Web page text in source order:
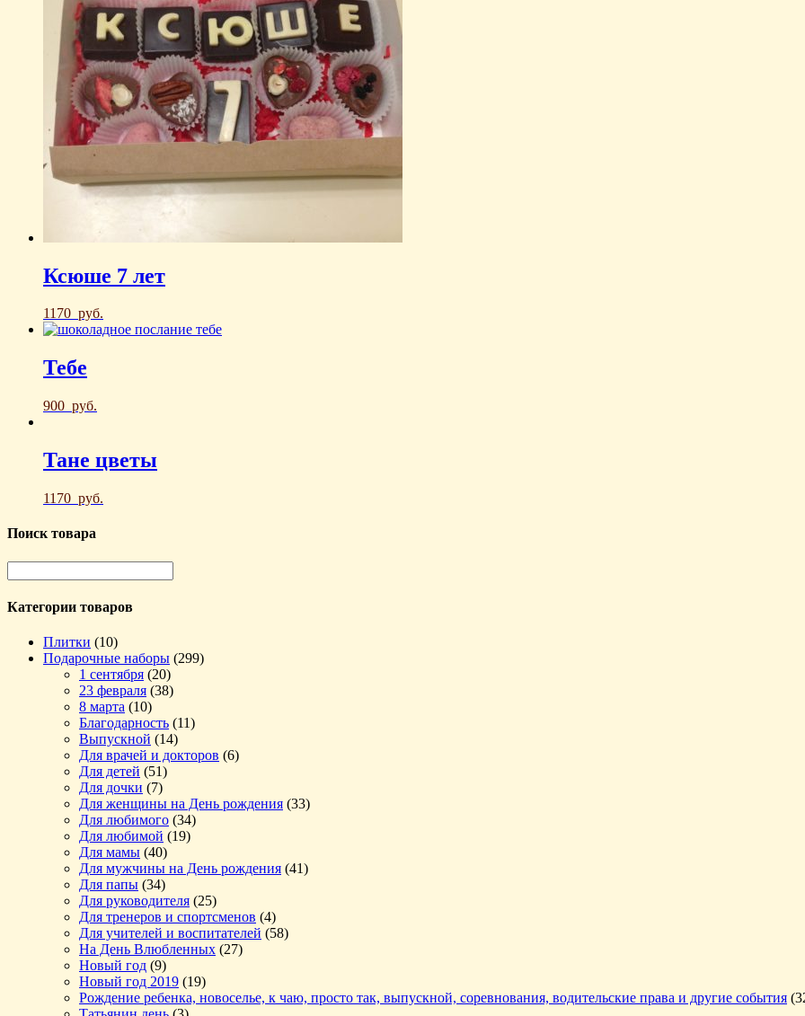
Ксюше 7 лет
1170 руб.
Тебе
900 руб.
Тане цветы
1170 руб.
Поиск товара
Категории товаров
Плитки (10)
Подарочные наборы (299)
1 сентября (20)
23 февраля (38)
8 марта (10)
Благодарность (11)
Выпускной (14)
Для врачей и докторов (6)
Для детей (51)
Для дочки (7)
Для женщины на День рождения (33)
Для любимого (34)
Для любимой (19)
Для мамы (40)
Для мужчины на День рождения (41)
Для папы (34)
Для руководителя (25)
Для тренеров и спортсменов (4)
Для учителей и воспитателей (58)
На День Влюбленных (27)
Новый год (9)
Новый год 2019 (19)
Рождение ребенка, новоселье, к чаю, просто так, выпускной, соревнования, водительские права и другие события